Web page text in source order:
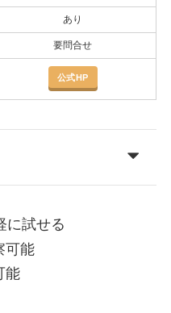
あり
要問合せ
公式HP
に試せる
可能
能